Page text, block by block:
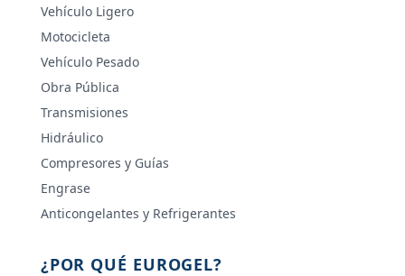
Vehículo Ligero
Motocicleta
Vehículo Pesado
Obra Pública
Transmisiones
Hidráulico
Compresores y Guías
Engrase
Anticongelantes y Refrigerantes
¿POR QUÉ EUROGEL?